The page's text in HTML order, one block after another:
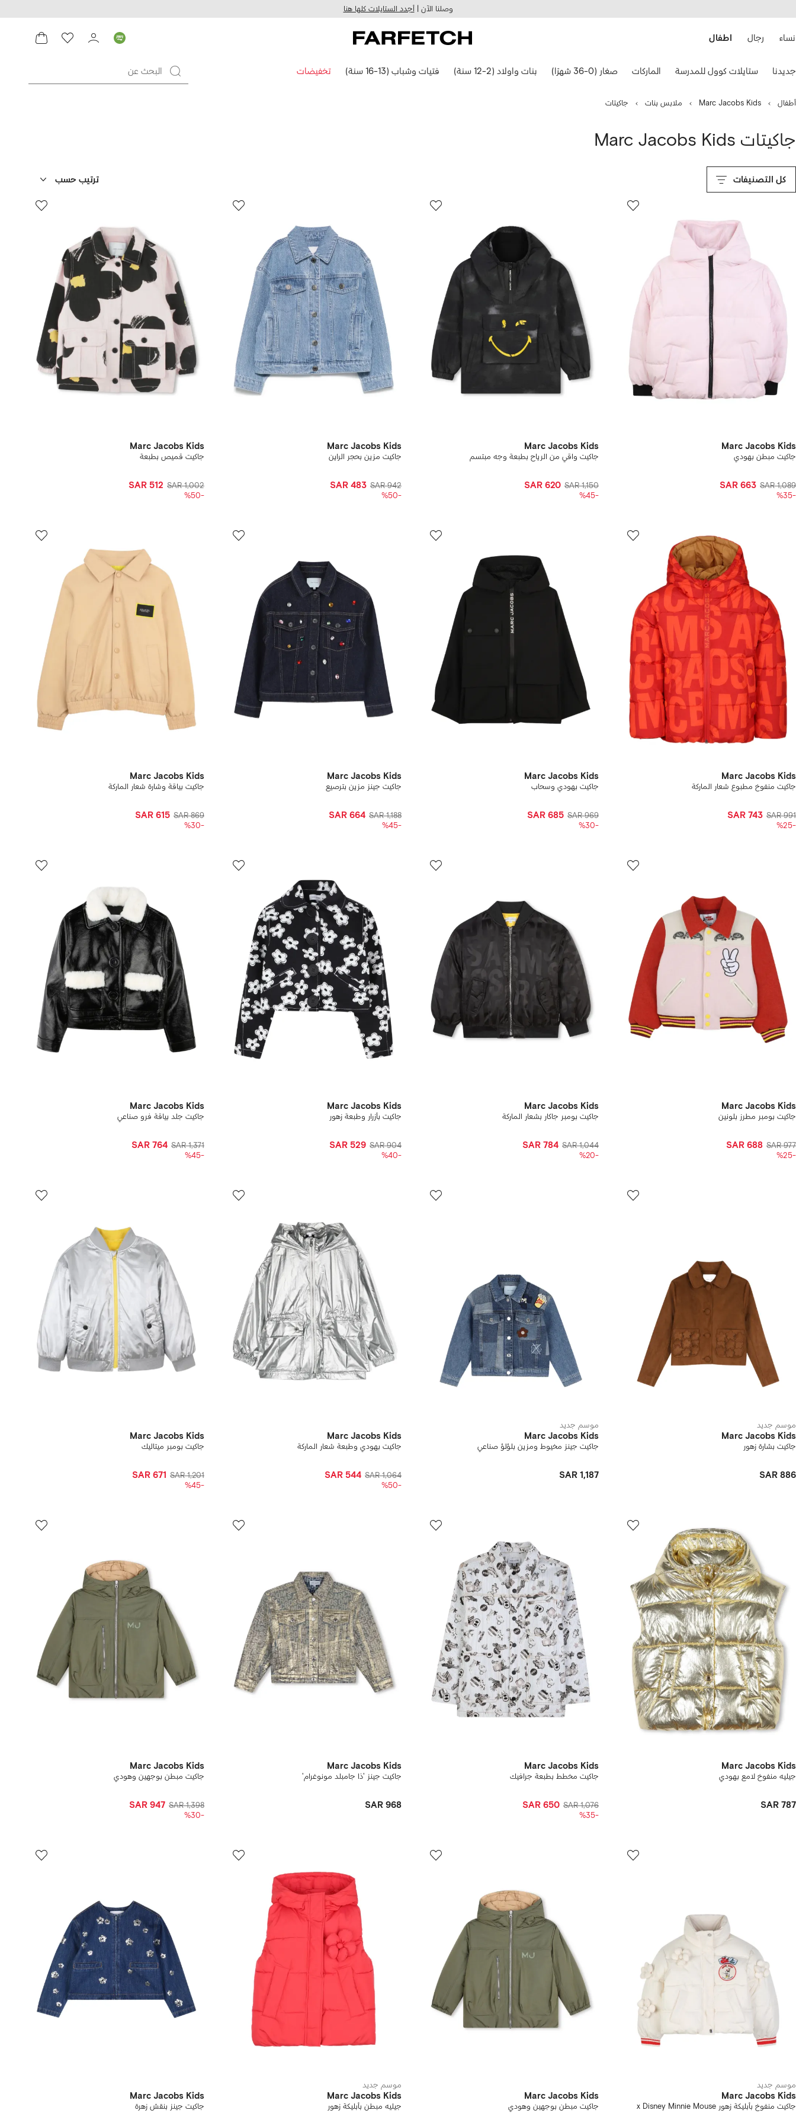
للمحتوى
وصلنا الآن | أجدد الستايلات كلها هنا
نساء رجال اطفال
جديدنا ستايلات كوول للمدرسة الماركات صغار (0-36 شهرًا) بنات واولاد (2-12 سنة) فتيات وشباب (13-16 سنة) تخفيضات
أطفال Marc Jacobs Kids ملابس بنات جاكيتات
جاكيتات Marc Jacobs Kids
كل التصنيفات ترتيب حسب
Marc Jacobs Kids
جاكيت مبطن بهودي
SAR 1,089
SAR 663
-%35
Marc Jacobs Kids
جاكيت واقي من الرياح بطبعة وجه مبتسم
SAR 1,150
SAR 620
-%45
Marc Jacobs Kids
جاكيت مزين بحجر الراين
SAR 942
SAR 483
-%50
Marc Jacobs Kids
جاكيت قميص بطبعة
SAR 1,002
SAR 512
-%50
Marc Jacobs Kids
جاكيت منفوخ مطبوع شعار الماركة
SAR 991
SAR 743
-%25
Marc Jacobs Kids
جاكيت بهودي وسحاب
SAR 969
SAR 685
-%30
Marc Jacobs Kids
جاكيت جينز مزين بترصيع
SAR 1,188
SAR 664
-%45
Marc Jacobs Kids
جاكيت بياقة وشارة شعار الماركة
SAR 869
SAR 615
-%30
Marc Jacobs Kids
جاكيت بومبر مطرز بلونين
SAR 977
SAR 688
-%25
Marc Jacobs Kids
جاكيت بومبر جاكار بشعار الماركة
SAR 1,044
SAR 784
-%20
Marc Jacobs Kids
جاكيت بأزرار وطبعة زهور
SAR 904
SAR 529
-%40
Marc Jacobs Kids
جاكيت جلد بياقة فرو صناعي
SAR 1,371
SAR 764
-%45
موسم جديد
Marc Jacobs Kids
جاكيت بشارة زهور
SAR 886
موسم جديد
Marc Jacobs Kids
جاكيت جينز مخيوط ومزين بلؤلؤ صناعي
SAR 1,187
Marc Jacobs Kids
جاكيت بهودي وطبعة شعار الماركة
SAR 1,064
SAR 544
-%50
Marc Jacobs Kids
جاكيت بومبر ميتاليك
SAR 1,201
SAR 671
-%45
Marc Jacobs Kids
جيليه منفوخ لامع بهودي
SAR 787
Marc Jacobs Kids
جاكيت مخطط بطبعة جرافيك
SAR 1,076
SAR 650
-%35
Marc Jacobs Kids
جاكيت جينز 'ذا جامبلد مونوغرام'
SAR 968
Marc Jacobs Kids
جاكيت مبطن بوجهين وهودي
SAR 1,398
SAR 947
-%30
موسم جديد
Marc Jacobs Kids
جاكيت منفوخ بأبليكة زهور x Disney Minnie Mouse
Marc Jacobs Kids
جاكيت مبطن بوجهين وهودي
موسم جديد
Marc Jacobs Kids
جيليه مبطن بأبليكة زهور
Marc Jacobs Kids
جاكيت جينز بنقش زهرة